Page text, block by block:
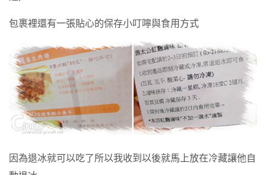
包裹裡還有一張貼心的保存小叮嚀與食用方式
因為退冰就可以吃了所以我收到以後就馬上放在冷藏讓他自